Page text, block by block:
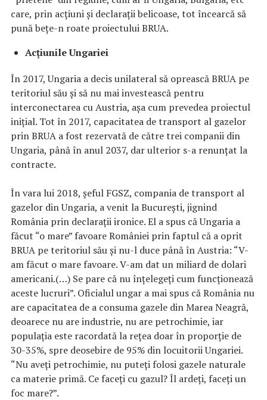
care, prin acţiuni şi declaraţii belicoase, tot încearcă să
pună beţe-n roate proiectului BRUA.
Acţiunile Ungariei
În 2017, Ungaria a decis unilateral să oprească BRUA pe
teritoriul său şi să nu mai investească pentru
interconectarea cu Austria, așa cum prevedea proiectul
inițial. Tot în 2017, capacitatea de transport al gazelor
prin BRUA a fost rezervată de către trei companii din
Ungaria, până în anul 2037, dar ulterior s-a renunţat la
contracte.
În vara lui 2018, șeful FGSZ, compania de transport al
gazelor din Ungaria, a venit la București, jignind
România prin declaraţii ironice. El a spus că Ungaria a
făcut “o mare” favoare României prin faptul că a oprit
BRUA pe teritoriul său și nu-l duce până în Austria: “V-
am făcut o mare favoare. V-am dat un miliard de dolari
americani.(…) Se pare că nu înţelegeţi cum funcţionează
aceste lucruri”. Oficialul ungar a mai spus că România nu
are capacitatea de a consuma gazele din Marea Neagră,
deoarece nu are industrie, nu are petrochimie, iar
populația este racordată la rețea doar în proporție de
30-35%, spre deosebire de 95% din locuitorii Ungariei.
“Nu aveţi petrochimie, nu puteţi folosi gazele naturale
ca materie primă. Ce faceţi cu gazul? Îl ardeţi, faceţi un
foc mare?”.